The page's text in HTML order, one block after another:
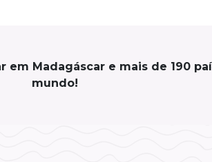
em Madagáscar e mais de 190
mundo!